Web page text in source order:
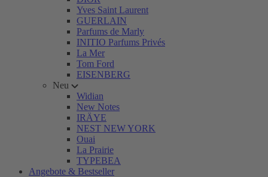
Yves Saint Laurent
GUERLAIN
Parfums de Marly
INITIO Parfums Privés
La Mer
Tom Ford
EISENBERG
Neu
Widian
New Notes
IRÄYE
NEST NEW YORK
Ouai
La Prairie
TYPEBEA
Angebote & Bestseller